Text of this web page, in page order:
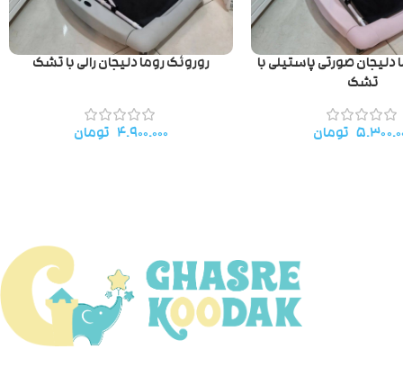
دلیجان صورتی پاستیلی با
تشک
تومان
روروئک روما دلیجان رالی با تشک
۴.۹۰۰.۰۰۰ تومان